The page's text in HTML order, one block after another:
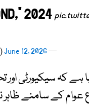
2024
— The White House (@WhiteHouse)
June 12, 2026
ہے کہ سیکیورٹی
کے سامنے ظاہر